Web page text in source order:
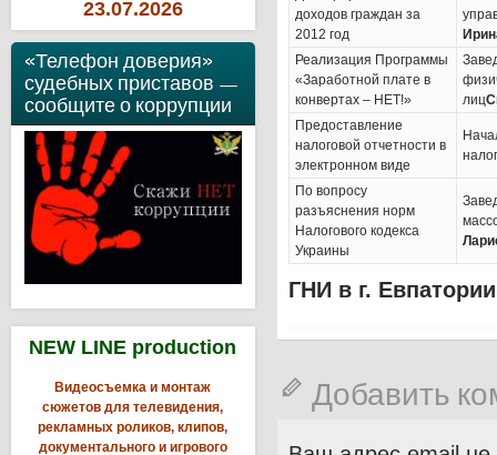
23.07.2026
«Телефон доверия»
судебных приставов —
сообщите о коррупции
NEW LINE production
Видеосъемка и монтаж
сюжетов для телевидения,
рекламных роликов, клипов,
документального и игрового
доходов граждан за
2012 год
Реализация Программы
«Заработной плате в
конвертах – НЕТ!»
лиц
Предоставление
налоговой отчетности в
электронном виде
По вопросу
разъяснения норм
Налогового кодекса
Украины
ГНИ в г.
Добавить